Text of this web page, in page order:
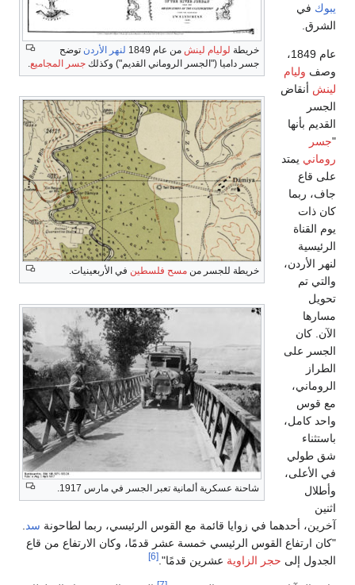
خريطة لوليام لينش من عام 1849 لنهر الأردن توضح
جسر داميا ("الجسر الروماني القديم") وكذلك جسر المجاميع.
خريطة للجسر من مسح فلسطين في الأربعينيات.
شاحنة عسكرية ألمانية تعبر الجسر في مارس 1917.
يبوك في
الشرق.
عام 1849،
وصف وليام
لينش أنقاض
الجسر
القديم بأنها
"جسر
روماني يمتد
على قاع
جاف، ربما
كان ذات
يوم القناة
الرئيسية
لنهر الأردن،
والتي تم
تحويل
مسارها
الآن. كان
الجسر على
الطراز
الروماني،
مع قوس
واحد كامل،
باستثناء
شق طولي
في الأعلى،
وأطلال
اثنين
آخرين، أحدهما في زوايا قائمة مع القوس الرئيسي، ربما لطاحونة سد
"كان ارتفاع القوس الرئيسي خمسة عشر قدمًا، وكان الارتفاع من قاع
الجدول إلى حجر الزاوية عشرين قدمًا". [6]